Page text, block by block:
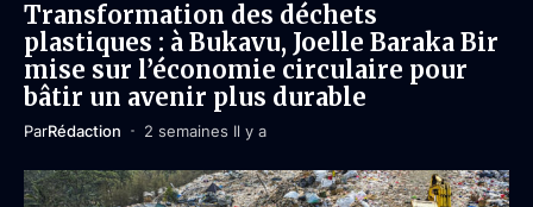
Transformation des déchets
plastiques : à Bukavu, Joelle Baraka Bir
mise sur l’économie circulaire pour
bâtir un avenir plus durable
ParRédaction 2 semaines Il y a